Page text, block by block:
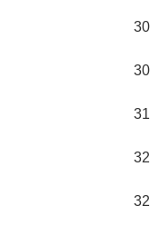
30
30
31
32
32